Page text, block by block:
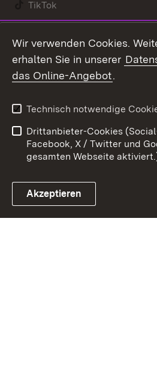
TikTok
Link zum Landesportal
Kontakt
Impressum
Wir verwenden Cookies.
erhalten Sie in unserer
das Online-Angebot.
Technisch notwendige
Drittanbieter-Cookies
Facebook, X / Twitter und
gesamten Webseite
Akzeptieren